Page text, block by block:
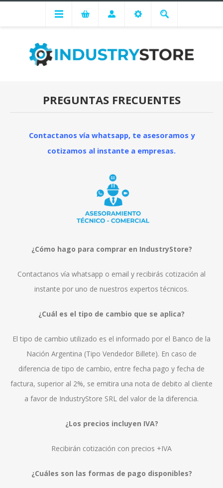
PREGUNTAS FRECUENTES
Contactanos vía whatsapp, te asesoramos y
cotizamos al instante a empresas.
¿Cómo hago para comprar en IndustryStore?
Contactanos vía whatsapp o email y recibirás cotización al
instante por uno de nuestros expertos técnicos.
¿Cuál es el tipo de cambio que se aplica?
El tipo de cambio utilizado es el informado por el Banco de la
Nación Argentina (Tipo Vendedor Billete). En caso de
diferencia de tipo de cambio, entre fecha pago y fecha de
factura, superior al 2%, se emitira una nota de debito al cliente
a favor de IndustryStore SRL del valor de la diferencia.
¿Los precios incluyen IVA?
Recibirán cotización con precios +IVA
¿Cuáles son las formas de pago disponibles?